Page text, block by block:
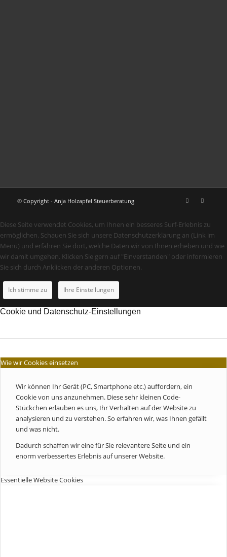
© Copyright - Anja Holzapfel Steuerberatung
Diese Seite verwendet Cookies, um Ihnen ein besseres Surf-Erlebnis zu
ermöglichen. Schauen Sie sich unsere Datenschutzerklärung an (Link im
Menü) und erfahren Sie dort, welche Daten wir von Ihnen erheben und wie
wir damit umgehen. Klicken Sie gern auf "Einverstanden" oder informieren
Sie sich durch Anklicken der anderen Optionen.
Ich stimme zu Ihre Einstellungen
Cookie und Datenschutz-Einstellungen
Wie wir Cookies einsetzen
Wir können Ihr Gerät (PC, Smartphone etc.) auffordern, ein
Cookie von uns anzunehmen. Diese sehr kleinen Code-
Stückchen erlauben es uns, Ihr Verhalten auf der Website zu
analysieren und zu verstehen. So erfahren wir, was Ihnen gefällt
und was nicht.
Dadurch schaffen wir eine für Sie relevantere Seite und ein
enorm verbessertes Erlebnis auf unserer Website.
Essentielle Website Cookies